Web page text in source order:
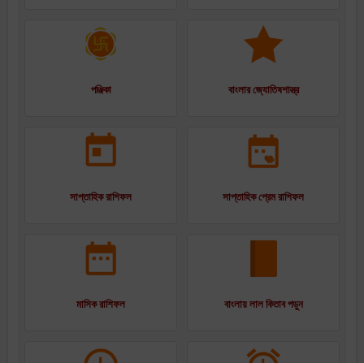
পঞ্জিকা বাংলার জ্যোতিষশাস্ত্র
সাপ্তাহিক রাশিফল সাপ্তাহিক প্রেম রাশিফল
মাসিক রাশিফল বাংলায় লাল কিতাব পড়ুন